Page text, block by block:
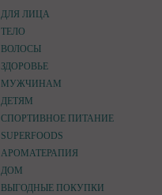
ДЛЯ ЛИЦА
ТЕЛО
ВОЛОСЫ
ЗДОРОВЬЕ
МУЖЧИНАМ
ДЕТЯМ
СПОРТИВНОЕ ПИТАНИЕ
SUPERFOODS
АРОМАТЕРАПИЯ
ДОМ
ВЫГОДНЫЕ ПОКУПКИ